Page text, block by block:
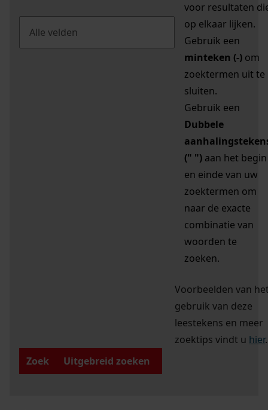
voor resultaten
op elkaar lijken.
Gebruik een
minteken (-) om
zoektermen uit te
sluiten.
Gebruik een
Dubbele
(" ") aan het begin
en einde van uw
zoektermen om
naar de exacte
combinatie van
woorden te
zoeken.
Voorbeelden van
gebruik van deze
leestekens en meer
zoektips vindt u hier.
Zoek
Uitgebreid zoeken